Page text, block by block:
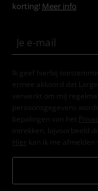
korting! Meer info
Ik geef hierbij
ermee akkoord dat
verwerkt om mij
persoonsgegevens
bepalingen van het
intrekken, bijvoorbeeld
Hier kan ik me afmelden